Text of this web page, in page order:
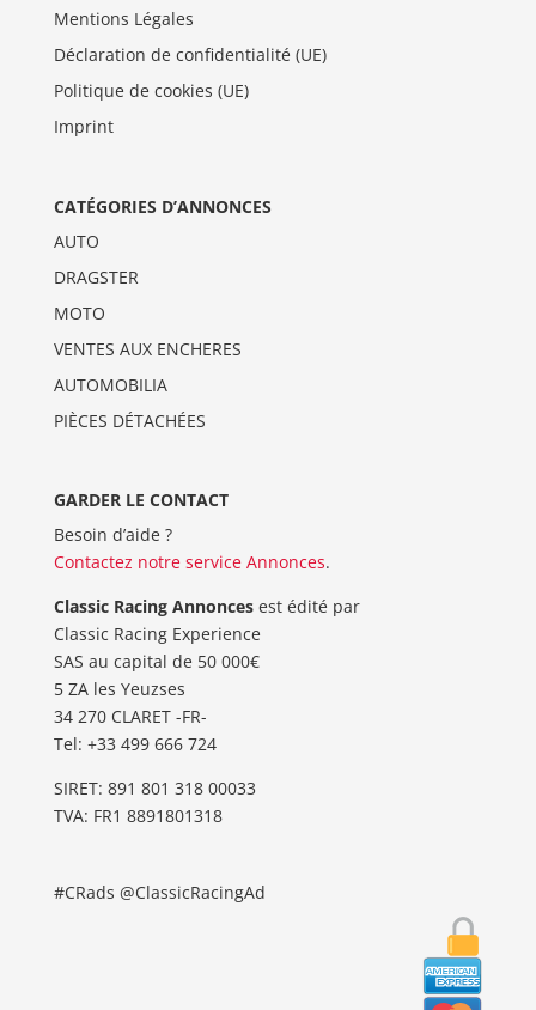
Mentions Légales
Déclaration de confidentialité (UE)
Politique de cookies (UE)
Imprint
CATÉGORIES D’ANNONCES
AUTO
DRAGSTER
MOTO
VENTES AUX ENCHERES
AUTOMOBILIA
PIÈCES DÉTACHÉES
GARDER LE CONTACT
Besoin d’aide ?
Contactez notre service Annonces.
Classic Racing Annoncesest édité par
Classic Racing Experience
SAS au capital de 50 000€
5 ZA les Yeuzses
34 270 CLARET -FR-
Tel: ‭+33 499 666 724‬
SIRET: 891 801 318 00033
TVA: FR1 8891801318
#CRads @ClassicRacingAd